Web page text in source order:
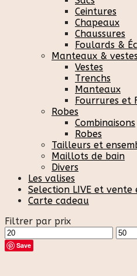
Ceintures
Chapeaux
Chaussures
Foulards &
Manteaux & vestes
Vestes
Trenchs
Manteaux
Fourrures et
Robes
Combinaisons
Robes
Tailleurs et
Maillots de bain
Divers
Les valises
Selection LIVE et vente
Carte cadeau
Filtrer par prix
Prix
min
Prix
max
Save